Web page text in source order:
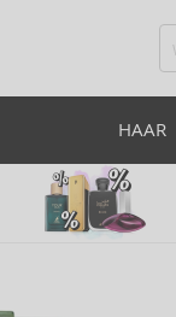
HAAR